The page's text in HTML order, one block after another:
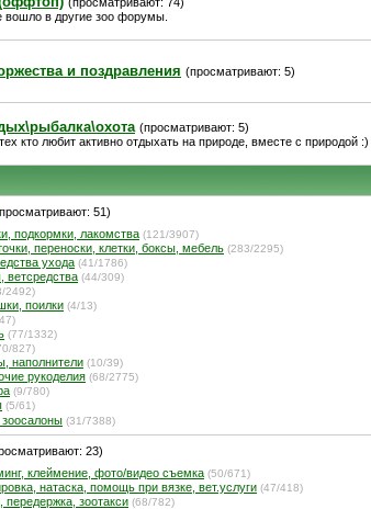
вошло в другие зоо форумы.
и поздравления (просматривают: 5)
(просматривают: 5)
кто любит активно отдыхать на природе, вместе с природой :)
51)
подкормки, лакомства (121/3907)
переноски, клетки, боксы, мебель (283/2295)
ухода (41/1786)
ветсредства (44/309)
2492)
поилки (4/13)
(77/1332)
827)
наполнители (10/39)
рукоделия (68/2775)
(9/780)
(5/61)
(31/7388)
23)
клеймение, фото/видео съемка (50/671)
натаска, помощь при вязке, вет.услуги (47/418)
передержка, зоотакси (68/782)